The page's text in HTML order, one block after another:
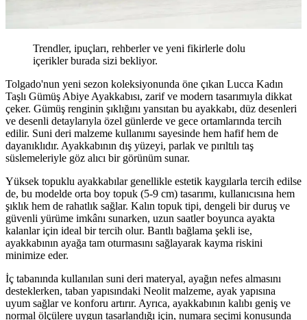
Trendler, ipuçları, rehberler ve yeni fikirlerle dolu
içerikler burada sizi bekliyor.
Tolgado'nun yeni sezon koleksiyonunda öne çıkan Lucca Kadın
Taşlı Gümüş Abiye Ayakkabısı, zarif ve modern tasarımıyla dikkat
çeker. Gümüş renginin şıklığını yansıtan bu ayakkabı, düz desenleri
ve desenli detaylarıyla özel günlerde ve gece ortamlarında tercih
edilir. Suni deri malzeme kullanımı sayesinde hem hafif hem de
dayanıklıdır. Ayakkabının dış yüzeyi, parlak ve pırıltılı taş
süslemeleriyle göz alıcı bir görünüm sunar.
Yüksek topuklu ayakkabılar genellikle estetik kaygılarla tercih edilse
de, bu modelde orta boy topuk (5-9 cm) tasarımı, kullanıcısına hem
şıklık hem de rahatlık sağlar. Kalın topuk tipi, dengeli bir duruş ve
güvenli yürüme imkânı sunarken, uzun saatler boyunca ayakta
kalanlar için ideal bir tercih olur. Bantlı bağlama şekli ise,
ayakkabının ayağa tam oturmasını sağlayarak kayma riskini
minimize eder.
İç tabanında kullanılan suni deri materyal, ayağın nefes almasını
desteklerken, taban yapısındaki Neolit malzeme, ayak yapısına
uyum sağlar ve konforu artırır. Ayrıca, ayakkabının kalıbı geniş ve
normal ölçülere uygun tasarlandığı için, numara seçimi konusunda